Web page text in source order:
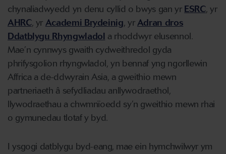
chynaliadwyedd yn denu cyllid o bwys gan yr ESRC, yr
AHRC, yr Academi Brydeinig, yrAdran dros
Ddatblygu Rhyngwladol a rhoddwyr elusennol.
Mae’n cynnwys gwaith cydweithredol gyda
phrifysgolion rhyngwladol, yn bennaf yng ngorllewin
Affrica a de-ddwyrain Asia, a gweithio mewn
partneriaeth â sefydliadau anllywodraethol,
llywodraethau a chwmnïoedd sy’n gweithio mewn rhai
o gymunedau tlotaf y byd.
I ysgogi datblygu byd-eang, mae ein hymchwilwyr ym